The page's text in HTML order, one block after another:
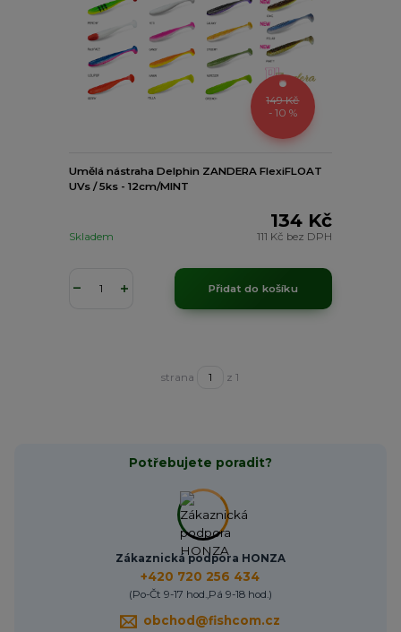
149 Kč
- 10 %
Umělá nástraha Delphin ZANDERA FlexiFLOAT
UVs / 5ks - 12cm/MINT
134 Kč
111 Kč bez DPH
Skladem
Přidat do košíku
strana z 1
Potřebujete poradit?
Zákaznická podpora HONZA
+420 720 256 434
(Po-Čt 9-17 hod.,Pá 9-18 hod.)
obchod@fishcom.cz